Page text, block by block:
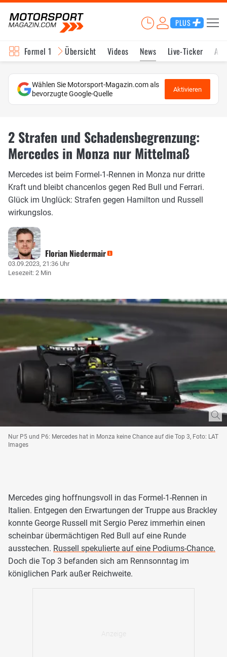
PLUS
Formel 1 Übersicht Videos News Live-Ticker
Wählen Sie Motorsport-Magazin.com als
bevorzugte Google-Quelle
Aktivieren
2 Strafen und Schadensbegrenzung:
Mercedes in Monza nur Mittelmaß
Mercedes ist beim Formel-1-Rennen in Monza nur dritte
Kraft und bleibt chancenlos gegen Red Bull und Ferrari.
Glück im Unglück: Strafen gegen Hamilton und Russell
wirkungslos.
Florian Niedermair
03.09.2023, 21:36 Uhr
Lesezeit: 2 Min
Nur P5 und P6: Mercedes hat in Monza keine Chance auf die Top 3, Foto: LAT
Images
Mercedes ging hoffnungsvoll in das Formel-1-Rennen in
Italien. Entgegen den Erwartungen der Truppe aus Brackley
konnte George Russell mit Sergio Perez immerhin einen
scheinbar übermächtigen Red Bull auf eine Runde
ausstechen. Russell spekulierte auf eine Podiums-Chance.
Doch die Top 3 befanden sich am Rennsonntag im
königlichen Park außer Reichweite.